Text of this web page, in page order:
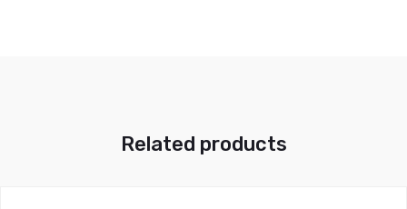
Related products